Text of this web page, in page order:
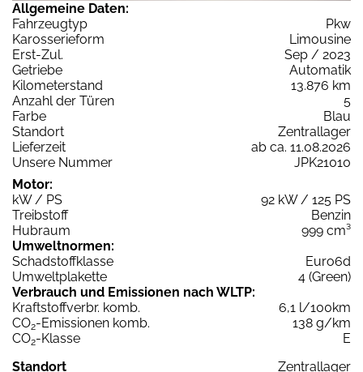
Allgemeine Daten:
Fahrzeugtyp
Pkw
Karosserieform
Limousine
Erst-Zul.
Sep / 2023
Getriebe
Automatik
Kilometerstand
13.876 km
Anzahl der Türen
5
Farbe
Blau
Standort
Zentrallager
Lieferzeit
ab ca. 11.08.2026
Unsere Nummer
JPK21010
Motor:
kW / PS
92 kW / 125 PS
Treibstoff
Benzin
Hubraum
999 cm³
Umweltnormen:
Schadstoffklasse
Euro6d
Umweltplakette
4 (Green)
Verbrauch und Emissionen nach WLTP:
Kraftstoffverbr. komb.
6,1 l/100km
CO2-Emissionen komb.
138 g/km
CO2-Klasse
E
Standort
Zentrallager